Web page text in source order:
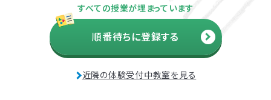
すべての授業が埋まっています
順番待ちに登録する
近隣の体験受付中教室を見る
新座市
さいたま市南区
千葉市中央区
目黒区
北区
茅ケ崎市
横浜市鶴見区
大阪市平野区
大阪市此花区
太宰府市